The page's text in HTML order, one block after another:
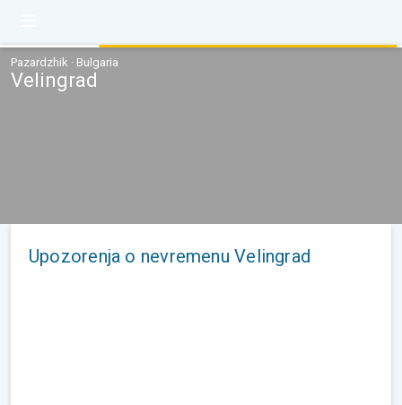
Pazardzhik · Bulgaria
Velingrad
Upozorenja o nevremenu Velingrad